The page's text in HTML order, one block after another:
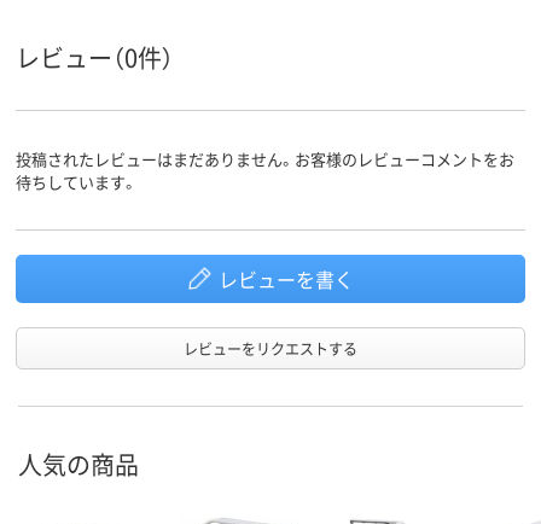
レビュー（0件）
投稿されたレビューはまだありません。お客様のレビューコメントをお
待ちしています。
レビューを書く
レビューをリクエストする
人気の商品